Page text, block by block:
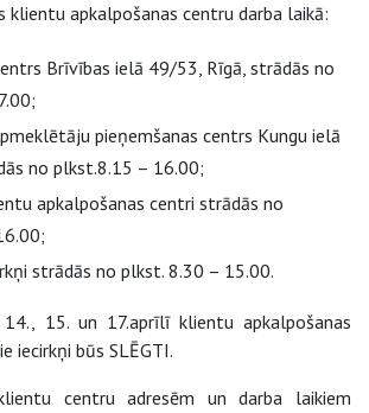
klientu apkalpošanas centru darba laikā:
Brīvības ielā 49/53, Rīgā, strādās no
pieņemšanas centrs Kungu ielā
no plkst.8.15 – 16.00;
apkalpošanas centri strādās no
strādās no plkst. 8.30 – 15.00.
15. un 17.aprīlī klientu apkalpošanas
iecirkņi būs SLĒGTI.
centru adresēm un darba laikiem